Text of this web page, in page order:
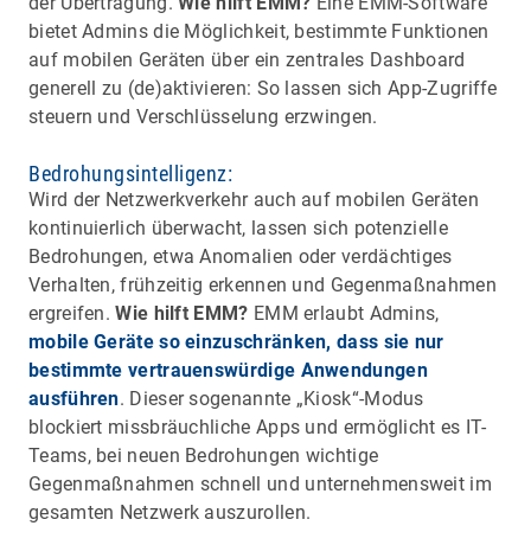
bietet Admins die Möglichkeit, bestimmte Funktionen
auf mobilen Geräten über ein zentrales Dashboard
generell zu (de)aktivieren: So lassen sich App-Zugriffe
steuern und Verschlüsselung erzwingen.
Bedrohungsintelligenz:
Wird der Netzwerkverkehr auch auf mobilen Geräten
kontinuierlich überwacht, lassen sich potenzielle
Bedrohungen, etwa Anomalien oder verdächtiges
Verhalten, frühzeitig erkennen und Gegenmaßnahmen
ergreifen.Wie hilft EMM? EMM erlaubt Admins,
mobile Geräte so einzuschränken, dass sie nur
bestimmte vertrauenswürdige Anwendungen
ausführen. Dieser sogenannte „Kiosk“-Modus
blockiert missbräuchliche Apps und ermöglicht es IT-
Teams, bei neuen Bedrohungen wichtige
Gegenmaßnahmen schnell und unternehmensweit im
gesamten Netzwerk auszurollen.